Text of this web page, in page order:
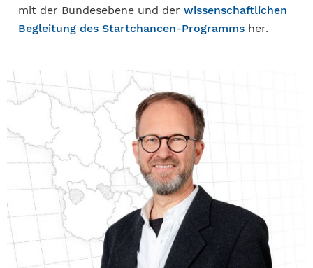
mit der Bundesebene und der wissenschaftlichen
Begleitung des Startchancen-Programms her.